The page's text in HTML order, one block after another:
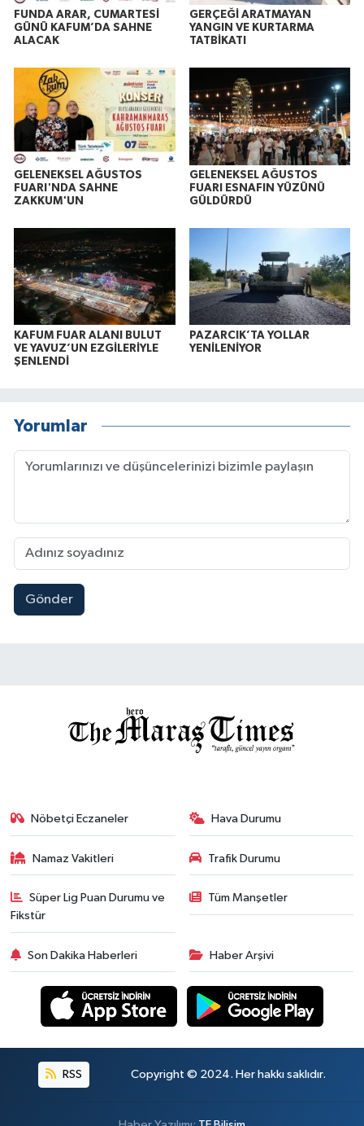
FUNDA ARAR, CUMARTESİ
GÜNÜ KAFUM’DA SAHNE
ALACAK
GERÇEĞİ ARATMAYAN
YANGIN VE KURTARMA
TATBİKATI
GELENEKSEL AĞUSTOS
FUARI'NDA SAHNE
ZAKKUM'UN
GELENEKSEL AĞUSTOS
FUARI ESNAFIN YÜZÜNÜ
GÜLDÜRDÜ
KAFUM FUAR ALANI BULUT
VE YAVUZ’UN EZGİLERİYLE
ŞENLENDİ
PAZARCIK’TA YOLLAR
YENİLENİYOR
Yorumlar
Gönder
Nöbetçi Eczaneler Hava Durumu
Namaz Vakitleri Trafik Durumu
Süper Lig Puan Durumu ve
Fikstür
Tüm Manşetler
Son Dakika Haberleri Haber Arşivi
RSS Copyright © 2024. Her hakkı saklıdır.